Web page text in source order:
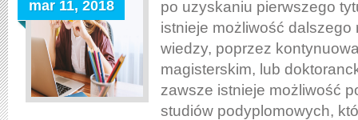
mar 11, 2018
po uzyskaniu pierwszego
istnieje możliwość dalszego
wiedzy, poprzez
magisterskim, lub
zawsze istnieje możliwość
studiów podyplomowych,